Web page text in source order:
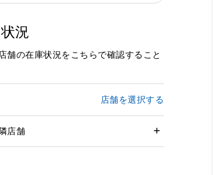
況
舗の在庫状況をこちらで確認すること
店舗を選択する
店舗